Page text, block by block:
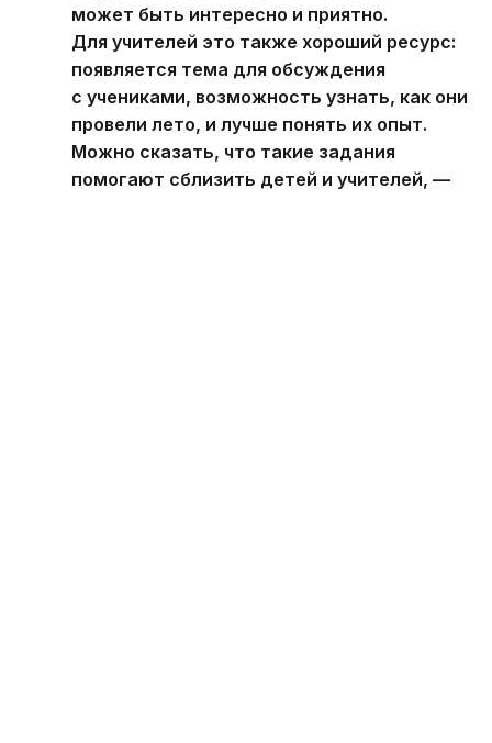
может быть интересно и приятно.
Для учителей это также хороший ресурс:
появляется тема для обсуждения
с учениками, возможность узнать, как они
провели лето, и лучше понять их опыт.
Можно сказать, что такие задания
помогают сблизить детей и учителей, —